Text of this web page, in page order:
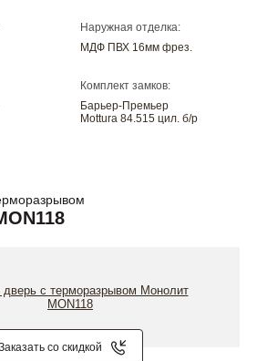
Наружная отделка:
МДФ ПВХ 16мм фрез.
Комплект замков:
Барьер-Премьер
Mottura 84.515 цил. б/р
со скидкой